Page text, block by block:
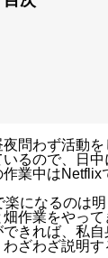
問わず活動を
るので、日
業中は
になるのは
作業をやって
きれば、私
ざわざ説明